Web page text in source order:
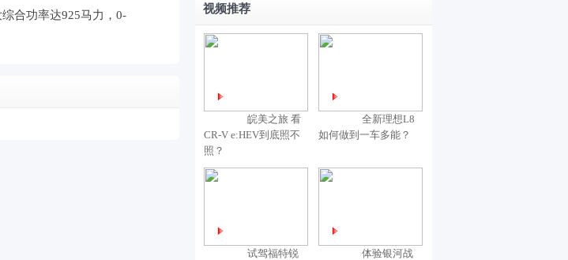
合功率达925马力，0-
视频推荐
皖美之旅 看
CR-V e:HEV到底照不
照？
全新理想L8
如何做到一车多能？
试驾福特锐
体验银河战